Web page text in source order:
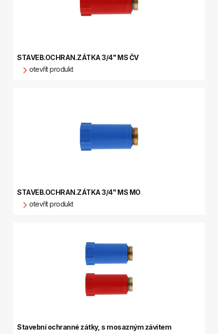
STAVEB.OCHRAN.ZÁTKA 3/4" MS ČV
otevřít produkt
STAVEB.OCHRAN.ZÁTKA 3/4" MS MO
otevřít produkt
Stavební ochranné zátky, s mosazným závitem